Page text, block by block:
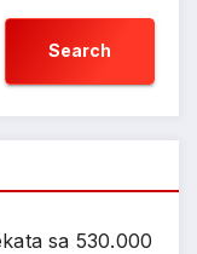
Search
sa 530.000